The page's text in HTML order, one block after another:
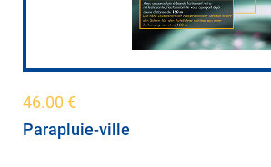
46.00 €
Parapluie-ville